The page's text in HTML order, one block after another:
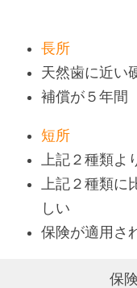
長所
天然歯に近い
補償が５年間
短所
上記２種類よ
上記２種類に
しい
保険が適用さ
保険